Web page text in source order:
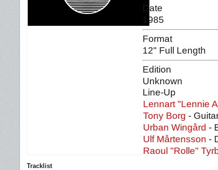
Date
1985
Format
12" Full Length
Edition
Unknown
Line-Up
Lennart "Lennie
Tony Borg -
Urban Wingård -
Ulf Mårtensson -
Raoul "Rolle"
Tracklist